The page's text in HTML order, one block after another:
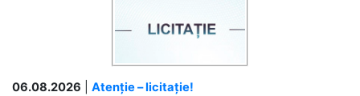
06.08.2026
Atenție – licitație!